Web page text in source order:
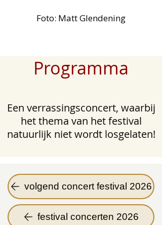
Foto: Matt Glendening
Programma
Een verrassingsconcert, waarbij
het thema van het festival
natuurlijk niet wordt losgelaten!
volgend concert festival 2026
festival concerten 2026